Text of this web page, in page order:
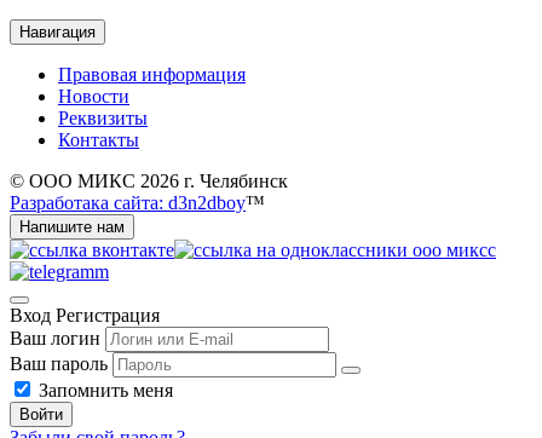
Навигация
Правовая информация
Новости
Реквизиты
Контакты
© ООО МИКС 2026 г. Челябинск
Разработака сайта: d3n2dboy™
Напишите нам
Вход Регистрация
Ваш логин
Ваш пароль
Запомнить меня
Войти